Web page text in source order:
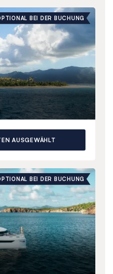
BEI DER BUCHUNG
AUSGEWÄHLT
BEI DER BUCHUNG